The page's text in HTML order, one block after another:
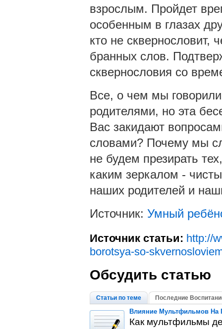
взрослым. Пройдет
особенным в глазах
кто не сквернословит,
бранных слов.
сквернословия со
Все, о чем мы
родителями, но эта
Вас закидают
словами? Почему мы
не будем презирать
каким зеркалом -
наших родителей и
Источник: Умный
Источник статьи: http://
borotsya-so-
Обсудить статью
Статьи по теме Последние
Влияние Мультфильмов На
Как мультфильмы